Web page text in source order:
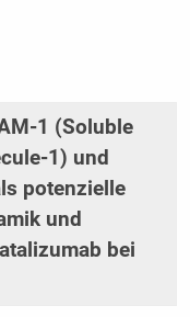
1 (Soluble
1) und
potenzielle
und
bei